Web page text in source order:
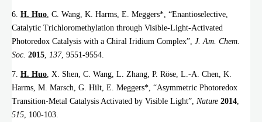
6. H. Huo , C. Wang, K. Harms, E. Meggers*, “Enantioselective,
Catalytic Trichloromethylation through Visible-Light-Activated
Photoredox Catalysis with a Chiral Iridium Complex”, J. Am. Chem.
Soc. 2015 137, 9551-9554.
7. H. Huo , X. Shen, C. Wang, L. Zhang, P. Röse, L.-A. Chen, K.
Harms, M. Marsch, G. Hilt, E. Meggers*, “Asymmetric Photoredox
Transition-Metal Catalysis Activated by Visible Light”, Nature 2014
515 , 100-103.